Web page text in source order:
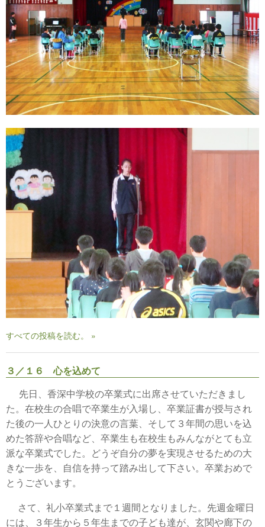
すべての投稿を読む。 »
３／１６ 心を込めて
先日、香深中学校の卒業式に出席させていただきまし
た。在校生の合唱で卒業生が入場し、卒業証書が授与され
た後の一人ひとりの決意の言葉、そして３年間の思いを込
めた答辞や合唱など、卒業生も在校生もみんながとても立
派な卒業式でした。どうぞ自分の夢を実現させるための大
きな一歩を、自信を持って踏み出して下さい。卒業おめで
とうございます。
さて、礼小卒業式まで１週間となりました。先週金曜日
には、３年生から５年生までの子ども達が、玄関や廊下の